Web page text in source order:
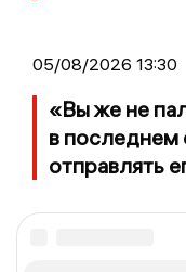
05/08/2026 13:30
«Вы же не
в последнем
отправлять